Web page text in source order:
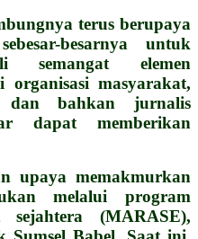
terus berupaya
besarnya untuk
semangat elemen
organisasi masyarakat,
dan bahkan jurnalis
dapat memberikan
upaya memakmurkan
melalui program
(MARASE),